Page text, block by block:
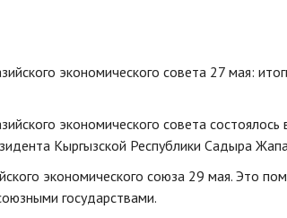
экономического совета 27 мая:
экономического совета
Кыргызской Республики Садыра
экономического союза 29 мая. Это
государствами.